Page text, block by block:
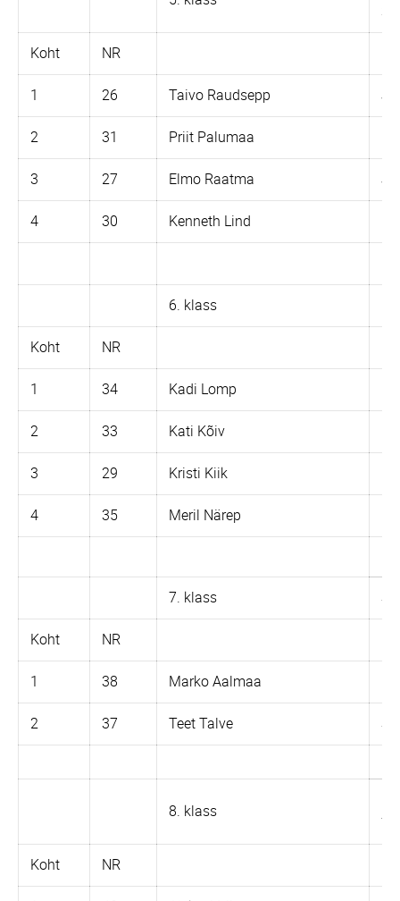
Koht NR
1 26 Taivo Raudsepp
2 31 Priit Palumaa
3 27 Elmo Raatma
4 30 Kenneth Lind
6. klass
Koht NR
1 34 Kadi Lomp
2 33 Kati Kõiv
3 29 Kristi Kiik
4 35 Meril Närep
7. klass
Koht NR
1 38 Marko Aalmaa
2 37 Teet Talve
8. klass
Koht NR